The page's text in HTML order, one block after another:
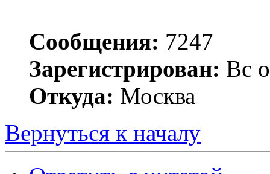
Сообщения: 7247
Зарегистрирован: Вс
Откуда: Москва
Вернуться к началу